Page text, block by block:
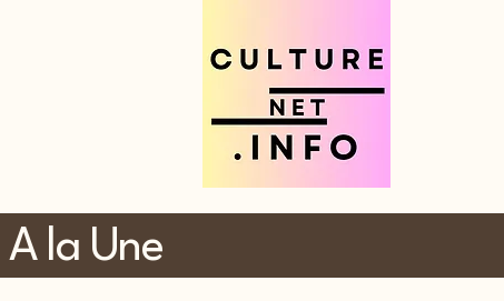
A la Une